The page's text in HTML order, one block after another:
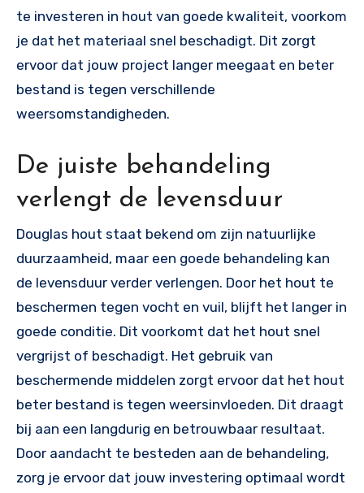
te investeren in hout van goede kwaliteit, voorkom
je dat het materiaal snel beschadigt. Dit zorgt
ervoor dat jouw project langer meegaat en beter
bestand is tegen verschillende
weersomstandigheden.
De juiste behandeling
verlengt de levensduur
Douglas hout staat bekend om zijn natuurlijke
duurzaamheid, maar een goede behandeling kan
de levensduur verder verlengen. Door het hout te
beschermen tegen vocht en vuil, blijft het langer in
goede conditie. Dit voorkomt dat het hout snel
vergrijst of beschadigt. Het gebruik van
beschermende middelen zorgt ervoor dat het hout
beter bestand is tegen weersinvloeden. Dit draagt
bij aan een langdurig en betrouwbaar resultaat.
Door aandacht te besteden aan de behandeling,
zorg je ervoor dat jouw investering optimaal wordt